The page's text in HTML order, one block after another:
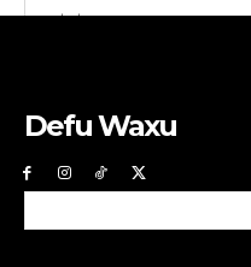
08/12/2025
Defu Waxu